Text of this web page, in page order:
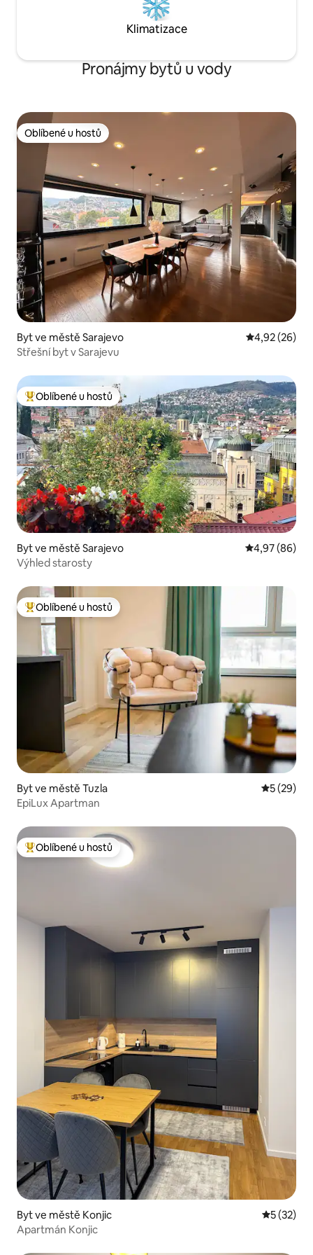
Klimatizace
Pronájmy bytů u vody
Oblíbené u hostů
Oblíbené u hostů
Byt ve městě Sarajevo Průměrné
4,92 (26)
Střešní byt v Sarajevu
Nejlepší v kategorii Oblíbené u hostů
Oblíbené u hostů
Byt ve městě Sarajevo Průměrné
4,97 (86)
Výhled starosty
Nejlepší v kategorii Oblíbené u hostů
Oblíbené u hostů
Byt ve městě Tuzla Průměrné
5 (29)
EpiLux Apartman
Nejlepší v kategorii Oblíbené u hostů
Oblíbené u hostů
Byt ve městě Konjic Průměrné
5 (32)
Apartmán Konjic